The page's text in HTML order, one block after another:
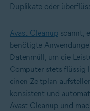
Duplikate oder
Avast Cleanup scannt,
benötigte
Datenmüll, um die
Computer stets flüssig
einen Zeitplan
konsistent und
Avast Cleanup und